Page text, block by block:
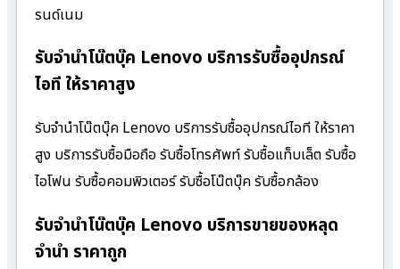
รนด์เนม
รับจำนำโน๊ตบุ๊ค Lenovo บริการรับซื้ออุปกรณ์
ไอที ให้ราคาสูง
รับจำนำโน๊ตบุ๊ค Lenovo บริการรับซื้ออุปกรณ์ไอที ให้ราคา
สูง บริการรับซื้อมือถือ รับซื้อโทรศัพท์ รับซื้อแท็บเล็ต รับซื้อ
ไอโฟน รับซื้อคอมพิวเตอร์ รับซื้อโน๊ตบุ๊ค รับซื้อกล้อง
รับจำนำโน๊ตบุ๊ค Lenovo บริการขายของหลุด
จำนำ ราคาถูก